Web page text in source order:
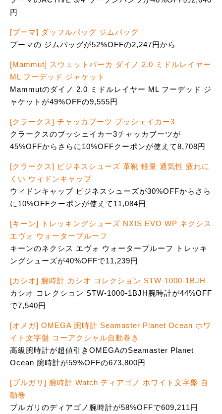
円
[プーマ] ダッフルバッグ ジムバッグ
プーマの ジムバッグが52%OFFの2,247円から
[Mammut] スウェットパーカ ダイノ 2.0 ミドルレイヤー
ML フーデッド ジャケット
Mammutのダイノ 2.0 ミドルレイヤー ML フーデッド ジ
ャケットが49%OFFの9,555円
[クラークス] チャッカブーツ ブッシェイカー3
クラークスのブッシェイカー3チャッカブーツが
45%OFFからさらに10%OFFクーポンが使えて8,708円
[クラークス] ビジネスシューズ 革靴 軽量 通気性 疲れに
くい ウィドンキャップ
ウィドンキャップ ビジネスシューズが30%OFFからさら
に10%OFFクーポンが使えて11,084円
[キーン] トレッキングシューズ NXIS EVO WP ネクシス
エヴォ ウォータープルーフ
キーンのネクシス エヴォ ウォータープルーフ トレッキ
ングシューズが40%OFFで11,239円
[カシオ] 腕時計 カシオ コレクション STW-1000-1BJH
カシオ コレクション STW-1000-1BJH腕時計が44%OFF
で7,540円
[オメガ] OMEGA 腕時計 Seamaster Planet Ocean ホワ
イト文字盤 コーアクシャル自動巻き
高級腕時計が超値引きOMEGAのSeamaster Planet
Ocean 腕時計が59%OFFの673,800円
[ブルガリ] 腕時計 Watch ディアゴノ ホワイト文字盤 自
動巻
ブルガリのディアゴノ腕時計が58%OFFで609,211円